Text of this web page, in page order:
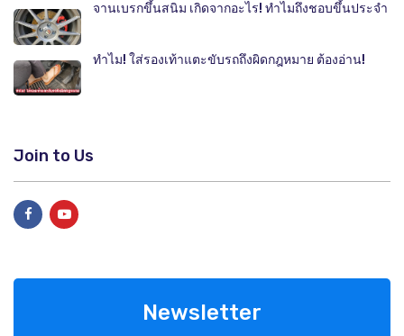
จานเบรกขึ้นสนิม เกิดจากอะไร! ทำไมถึงชอบขึ้นประจำ
ทำไม! ใส่รองเท้าแตะขับรถถึงผิดกฎหมาย ต้องอ่าน!
Join to Us
Newsletter